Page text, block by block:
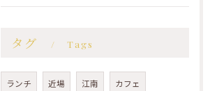
タグ Tags
ランチ 近場 江南 カフェ